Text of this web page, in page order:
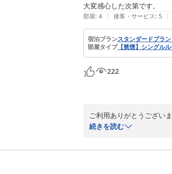
大変感心した次第です。
部屋: 4 | 接客・サービス: 5 |
宿泊プランスタンダードプラ
部屋タイプ【禁煙】シングル
222
ご利用ありがとうございま
この度は当ホテルご利用
当日あいにくの天候だっ
続きを読む